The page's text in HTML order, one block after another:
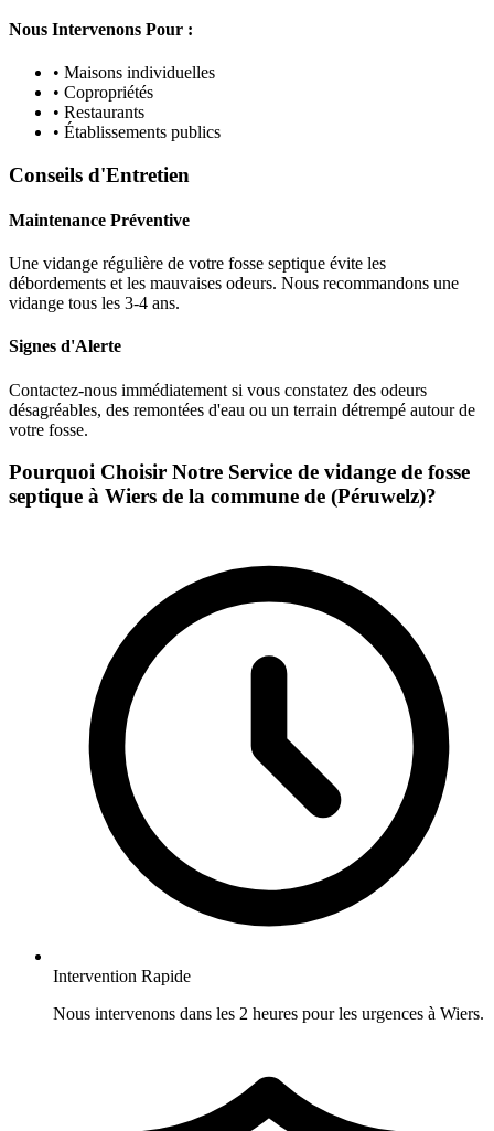
Nous Intervenons Pour :
• Maisons individuelles
• Copropriétés
• Restaurants
• Établissements publics
Conseils d'Entretien
Maintenance Préventive
Une vidange régulière de votre fosse septique évite les
débordements et les mauvaises odeurs. Nous recommandons une
vidange tous les 3-4 ans.
Signes d'Alerte
Contactez-nous immédiatement si vous constatez des odeurs
désagréables, des remontées d'eau ou un terrain détrempé autour de
votre fosse.
Pourquoi Choisir Notre Service de vidange de fosse
septique à Wiers de la commune de (Péruwelz)?
Intervention Rapide
Nous intervenons dans les 2 heures pour les urgences à Wiers.